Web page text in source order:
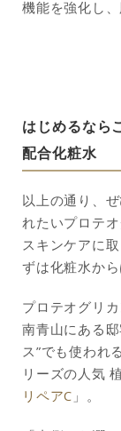
機能を強化し
はじめるなら
配合化粧水
以上の通り、
れたいプロテオ
スキンケアに
ずは化粧水か
プロテオグリ
南青山にある
ス”でも使われ
リーズの人気
リペアC 」。